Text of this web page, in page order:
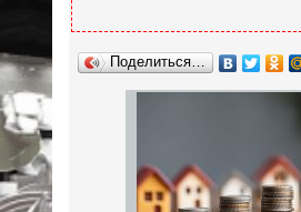
Поделиться…